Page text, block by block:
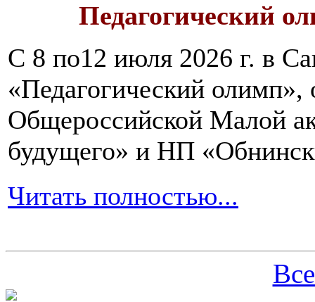
Педагогический
С 8 по12 июля 2026 г. в
«Педагогический олимп»,
Общероссийской Малой
будущего» и НП
Читать полностью...